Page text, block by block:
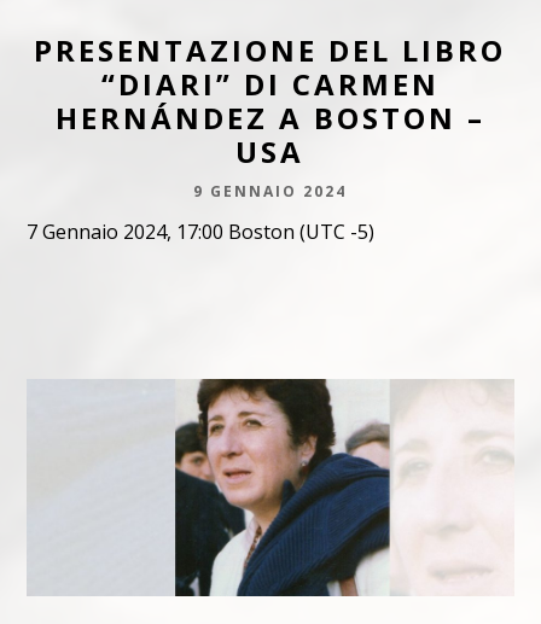
PRESENTAZIONE DEL LIBRO
“DIARI” DI CARMEN
HERNÁNDEZ A BOSTON –
USA
9 GENNAIO 2024
7 Gennaio 2024, 17:00 Boston (UTC -5)